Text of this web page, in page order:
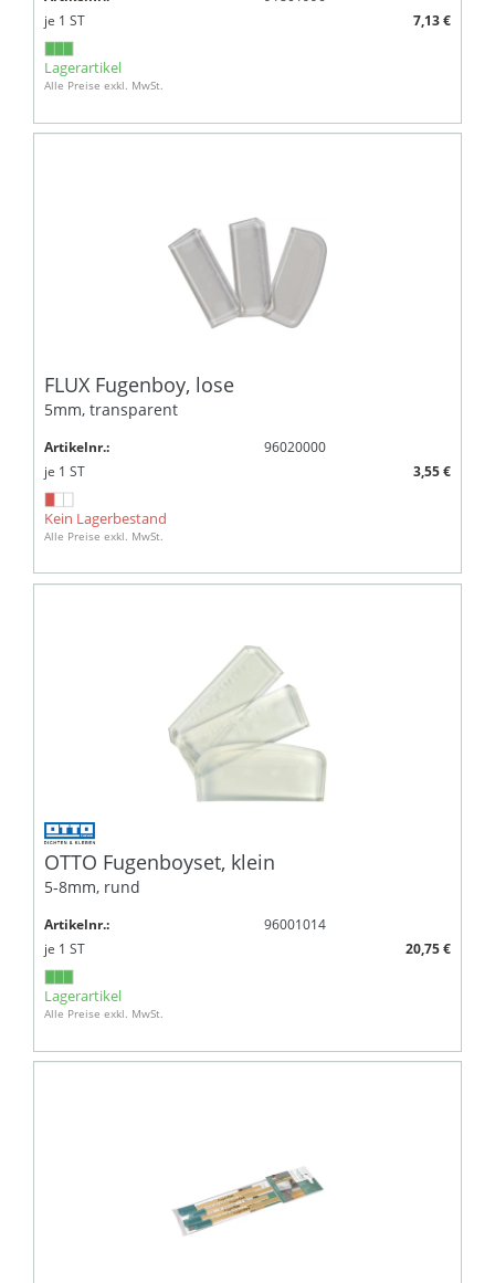
je 1 ST 7,13 €
Lagerartikel
Alle Preise exkl. MwSt.
FLUX Fugenboy, lose
5mm, transparent
Artikelnr.:
96020000
je 1 ST 3,55 €
Kein Lagerbestand
Alle Preise exkl. MwSt.
OTTO Fugenboyset, klein
5-8mm, rund
Artikelnr.:
96001014
je 1 ST 20,75 €
Lagerartikel
Alle Preise exkl. MwSt.